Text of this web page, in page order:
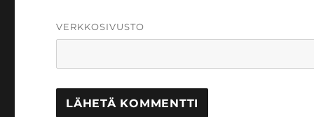
VERKKOSIVUSTO